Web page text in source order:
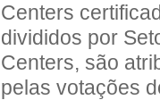
Centers
divididos por
Centers, são
pelas votações